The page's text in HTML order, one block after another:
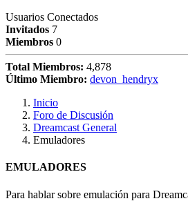
Usuarios Conectados
Invitados 7
Miembros 0
Total Miembros: 4,878
Último Miembro: devon_hendryx
Inicio
Foro de Discusión
Dreamcast General
Emuladores
EMULADORES
Para hablar sobre emulación para